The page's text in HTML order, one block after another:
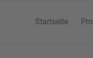
Startseite